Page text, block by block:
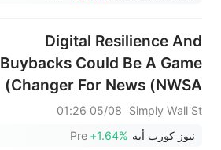
Digital Resilience And
Buybacks Could Be A Game
Changer For News (NWSA)
Simply Wall St
05/08 01:26
نيوز كورب أيه +1.64%
Pre